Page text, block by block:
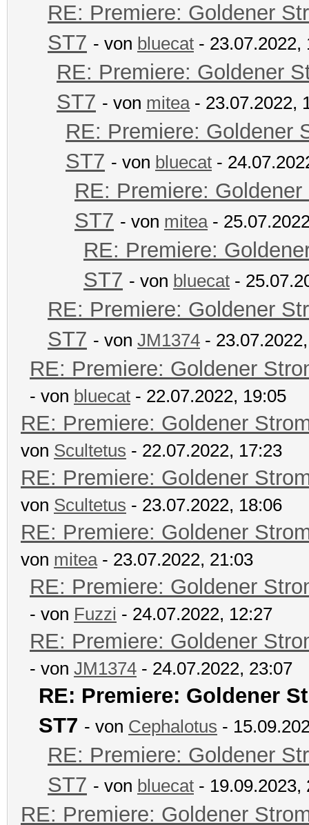
RE: Premiere: Goldener
ST7 - von bluecat - 23.07.2022,
RE: Premiere: Goldener
ST7 - von mitea- 23.07.2022,
RE: Premiere: Goldener
ST7 - von bluecat -
RE: Premiere:
ST7 - von mitea-
RE: Premiere:
ST7 - von bluecat -
RE: Premiere: Goldener
ST7 - von JM1374 -
RE: Premiere: Goldener
- von bluecat - 22.07.2022, 19:05
RE: Premiere: Goldener
von Scultetus - 22.07.2022, 17:23
RE: Premiere: Goldener
von Scultetus - 23.07.2022, 18:06
RE: Premiere: Goldener
von mitea- 23.07.2022, 21:03
RE: Premiere: Goldener
- von Fuzzi - 24.07.2022, 12:27
RE: Premiere: Goldener
- von JM1374 - 24.07.2022, 23:07
RE: Premiere: Goldener
ST7 - von Cephalotus -
RE: Premiere: Goldener
ST7 - von bluecat - 19.09.2023,
RE: Premiere: Goldener